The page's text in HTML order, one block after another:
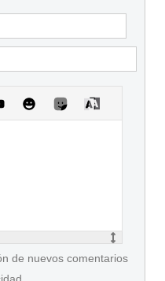
de nuevos comentarios